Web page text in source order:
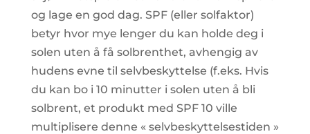
og lage en god dag. SPF (eller solfaktor)
betyr hvor mye lenger du kan holde deg i
solen uten å få solbrenthet, avhengig av
hudens evne til selvbeskyttelse (f.eks. Hvis
du kan bo i 10 minutter i solen uten å bli
solbrent, et produkt med SPF 10 ville
multiplisere denne « selvbeskyttelsestiden »